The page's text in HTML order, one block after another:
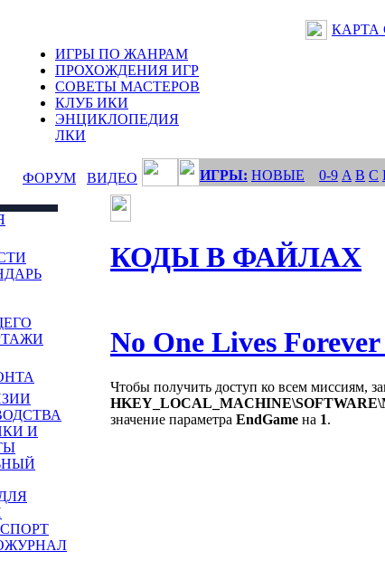
КАРТА
ИГРЫ ПО ЖАНРАМ
ПРОХОЖДЕНИЯ ИГР
СОВЕТЫ МАСТЕРОВ
КЛУБ ИКИ
ЭНЦИКЛОПЕДИЯ
ЛКИ
ФОРУМ ВИДЕО ИГРЫ: НОВЫЕ 0-9 A B C
И
КОДЫ В ФАЙЛАХ
No One Lives
Чтобы получить доступ ко всем миссиям,
значение параметра EndGame на 1.